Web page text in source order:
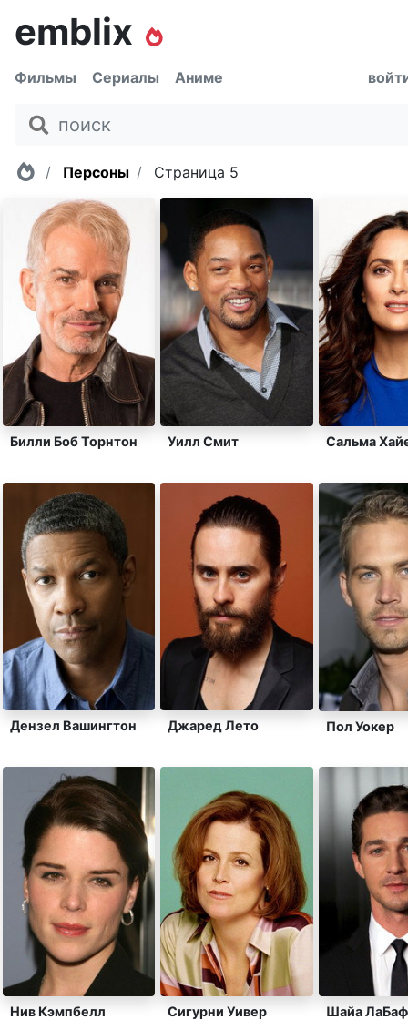
emblix
Фильмы Сериалы Аниме
Главная
Персоны Страница 5
Билли Боб Торнтон Уилл Смит Сальма
Дензел Вашингтон Джаред Лето Пол Уокер
Нив Кэмпбелл Сигурни Уивер Шайа ЛаБаф